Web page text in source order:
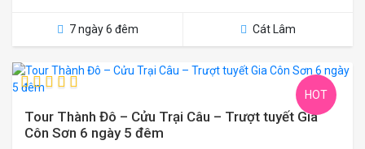
7 ngày 6 đêm Cát Lâm
HOT
Tour Thành Đô – Cửu Trại Câu – Trượt tuyết Gia
Côn Sơn 6 ngày 5 đêm